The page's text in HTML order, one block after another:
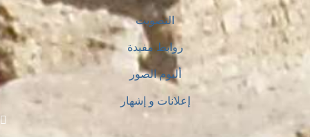
التصويت
روابط مفيدة
ألبوم الصور
إعلانات و إشهار